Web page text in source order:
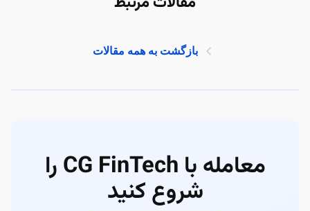
بازگشت به همه مقالات
معامله با CG FinTech را
شروع کنید